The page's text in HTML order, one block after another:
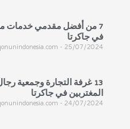
7 من أفضل مقدمي خدمات
في جاكرتا
25/07/2024
13 غرفة التجارة وجمعية
المغتربين في جاكرتا
24/07/2024